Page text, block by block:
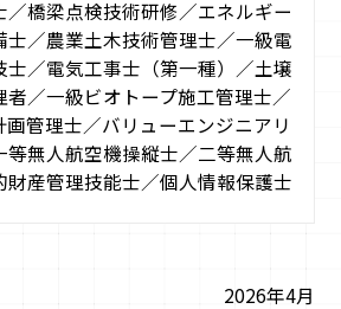
／橋梁点検技術研修／エネルギー
士／農業土木技術管理士／一級電
士／電気工事士（第一種）／土壌
／一級ビオトープ施工管理士／
管理士／バリューエンジニアリ
等無人航空機操縦士／二等無人航
財産管理技能士／個人情報保護士
2026年4月